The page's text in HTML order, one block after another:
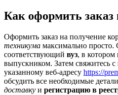
Как оформить заказ
Оформить заказ на получение
техникума максимально просто.
соответствующий вуз, в котором
выпускником. Затем свяжитесь
указанному веб-адресу https://
обсудить все необходимые
доставку и регистрацию в